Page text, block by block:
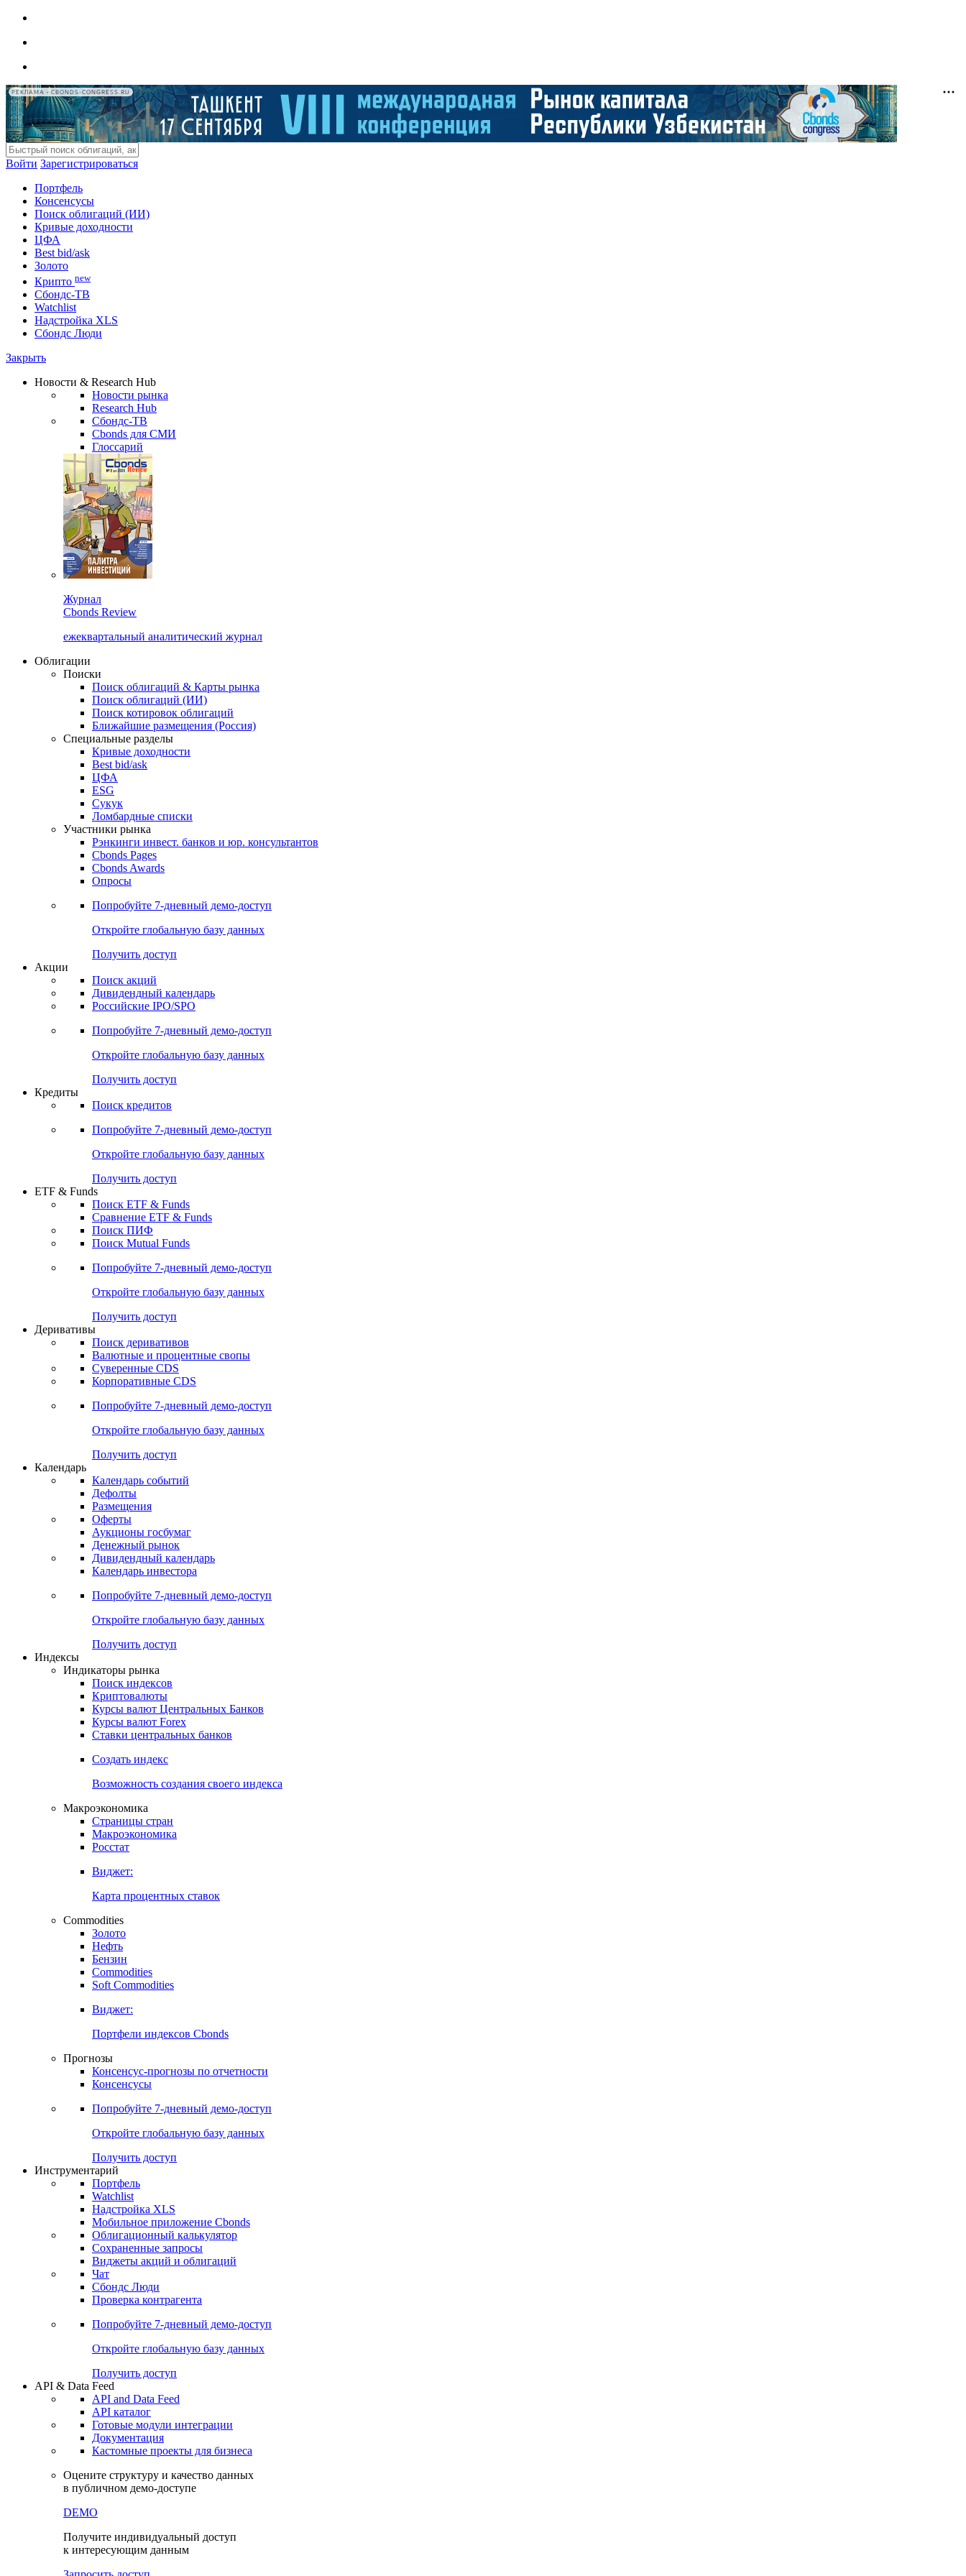
РЕКЛАМА • CBONDS-CONGRESS.RU
Войти Зарегистрироваться
Портфель
Консенсусы
Поиск облигаций (ИИ)
Кривые доходности
ЦФА
Best bid/ask
Золото
Крипто new
Сбондс-ТВ
Watchlist
Надстройка XLS
Сбондс Люди
Закрыть
Новости & Research Hub
Новости рынка
Research Hub
Сбондс-ТВ
Cbonds для СМИ
Глоссарий
Журнал
Cbonds Review
ежеквартальный аналитический журнал
Облигации
Поиски
Поиск облигаций & Карты рынка
Поиск облигаций (ИИ)
Поиск котировок облигаций
Ближайшие размещения (Россия)
Специальные разделы
Кривые доходности
Best bid/ask
ЦФА
ESG
Сукук
Ломбардные списки
Участники рынка
Рэнкинги инвест. банков и юр. консультантов
Cbonds Pages
Cbonds Awards
Опросы
Попробуйте 7-дневный демо-доступ
Откройте глобальную базу данных
Получить доступ
Акции
Поиск акций
Дивидендный календарь
Российские IPO/SPO
Попробуйте 7-дневный демо-доступ
Откройте глобальную базу данных
Получить доступ
Кредиты
Поиск кредитов
Попробуйте 7-дневный демо-доступ
Откройте глобальную базу данных
Получить доступ
ETF & Funds
Поиск ETF & Funds
Сравнение ETF & Funds
Поиск ПИФ
Поиск Mutual Funds
Попробуйте 7-дневный демо-доступ
Откройте глобальную базу данных
Получить доступ
Деривативы
Поиск деривативов
Валютные и процентные свопы
Суверенные CDS
Корпоративные CDS
Попробуйте 7-дневный демо-доступ
Откройте глобальную базу данных
Получить доступ
Календарь
Календарь событий
Дефолты
Размещения
Оферты
Аукционы госбумаг
Денежный рынок
Дивидендный календарь
Календарь инвестора
Попробуйте 7-дневный демо-доступ
Откройте глобальную базу данных
Получить доступ
Индексы
Индикаторы рынка
Поиск индексов
Криптовалюты
Курсы валют Центральных Банков
Курсы валют Forex
Ставки центральных банков
Создать индекс
Возможность создания своего индекса
Макроэкономика
Страницы стран
Макроэкономика
Росстат
Виджет:
Карта процентных ставок
Commodities
Золото
Нефть
Бензин
Commodities
Soft Commodities
Виджет:
Портфели индексов Cbonds
Прогнозы
Консенсус-прогнозы по отчетности
Консенсусы
Попробуйте 7-дневный демо-доступ
Откройте глобальную базу данных
Получить доступ
Инструментарий
Портфель
Watchlist
Надстройка XLS
Мобильное приложение Cbonds
Облигационный калькулятор
Сохраненные запросы
Виджеты акций и облигаций
Чат
Сбондс Люди
Проверка контрагента
Попробуйте 7-дневный демо-доступ
Откройте глобальную базу данных
Получить доступ
API & Data Feed
API and Data Feed
API каталог
Готовые модули интеграции
Документация
Кастомные проекты для бизнеса
Оцените структуру и качество данных
в публичном демо-доступе
DEMO
Получите индивидуальный доступ
к интересующим данным